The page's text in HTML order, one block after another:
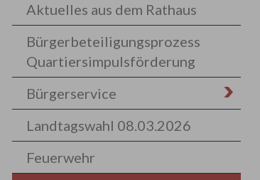
Aktuelles aus dem Rathaus
Bürgerbeteiligungsprozess
Quartiersimpulsförderung
Bürgerservice
Landtagswahl 08.03.2026
Feuerwehr